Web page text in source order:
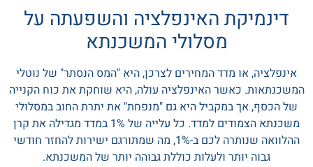
דינמיקת האינפלציה והשפעתה על
מסלולי המשכנתא
אינפלציה, או מדד המחירים לצרכן, היא "המס הנסתר" של נוטלי
המשכנתאות. כאשר האינפלציה עולה, היא שוחקת את כוח הקנייה
של הכסף, אך במקביל היא גם "מנפחת" את יתרת החוב במסלולי
משכנתא הצמודים למדד. כל עלייה של 1% במדד מגדילה את קרן
ההלוואה שנותרה לכם ב-1%, מה שמתורגם ישירות להחזר חודשי
גבוה יותר ולעלות כוללת גבוהה יותר של המשכנתא.